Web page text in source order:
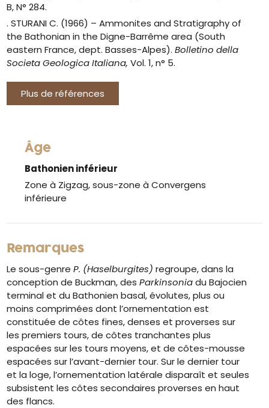
B, N° 284.
. STURANI C. (1966) – Ammonites and Stratigraphy of
the Bathonian in the Digne-Barrême area (South
eastern France, dept. Basses-Alpes).Bolletino della
Societa Geologica Italiana, Vol. 1, n° 5.
Plus de références
Âge
Bathonien inférieur
Zone à Zigzag, sous-zone à Convergens
inférieure
Remarques
Le sous-genreP. (Haselburgites) regroupe, dans la
conception de Buckman, desParkinsoniadu Bajocien
terminal et du Bathonien basal, évolutes, plus ou
moins comprimées dont l’ornementation est
constituée de côtes fines, denses et proverses sur
les premiers tours, de côtes tranchantes plus
espacées sur les tours moyens, et de côtes-mousse
espacées sur l’avant-dernier tour. Sur le dernier tour
et la loge, l’ornementation latérale disparaît et seules
subsistent les côtes secondaires proverses en haut
des flancs.